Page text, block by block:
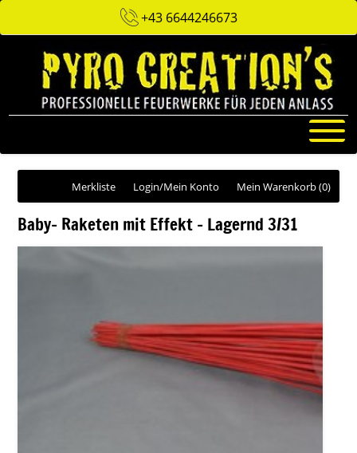
+43 6644246673
Mein Warenkorb(0)
Login/Mein Konto
Merkliste
Baby- Raketen mit Effekt - Lagernd 3/31